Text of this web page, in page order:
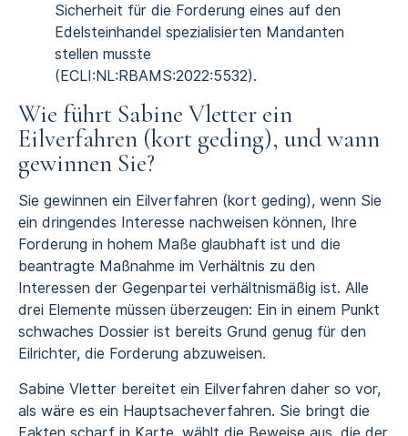
Sicherheit für die Forderung eines auf den
Edelsteinhandel spezialisierten Mandanten
stellen musste
(ECLI:NL:RBAMS:2022:5532).
Wie führt Sabine Vletter ein
Eilverfahren (kort geding), und wann
gewinnen Sie?
Sie gewinnen ein Eilverfahren (kort geding), wenn Sie
ein dringendes Interesse nachweisen können, Ihre
Forderung in hohem Maße glaubhaft ist und die
beantragte Maßnahme im Verhältnis zu den
Interessen der Gegenpartei verhältnismäßig ist. Alle
drei Elemente müssen überzeugen: Ein in einem Punkt
schwaches Dossier ist bereits Grund genug für den
Eilrichter, die Forderung abzuweisen.
Sabine Vletter bereitet ein Eilverfahren daher so vor,
als wäre es ein Hauptsacheverfahren. Sie bringt die